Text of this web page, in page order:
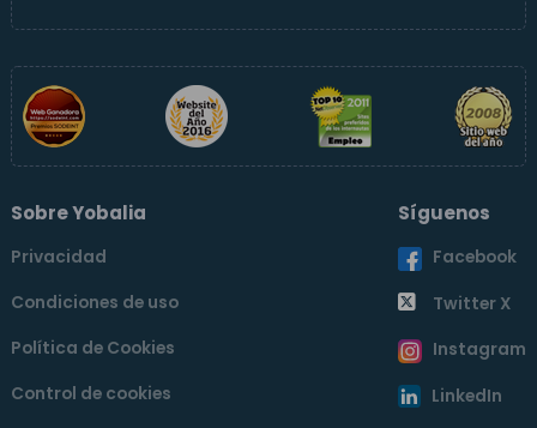
Sobre Yobalia
Privacidad
Condiciones de uso
Política de Cookies
Control de cookies
Síguenos
Facebook
Twitter X
Instagram
LinkedIn